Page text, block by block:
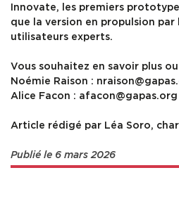
Innovate, les premiers
que la version en propulsion
utilisateurs experts.
Vous souhaitez en savoir plus
Noémie Raison :
Alice Facon : afacon@gapas.org
Article rédigé par Léa Soro,
Publié le 6 mars 2026